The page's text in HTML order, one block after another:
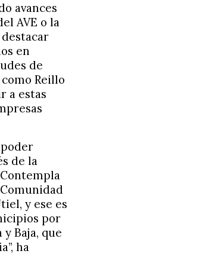
avances
AVE o la
en
de
Reillo
a estas
de la
y ese es
por
Baja, que
ha